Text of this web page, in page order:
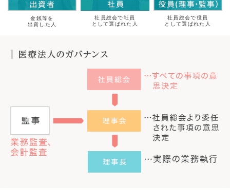
金銭等を
出資した人
社員総会で社員
として選ばれた人
社員総会で役員
として選ばれた人